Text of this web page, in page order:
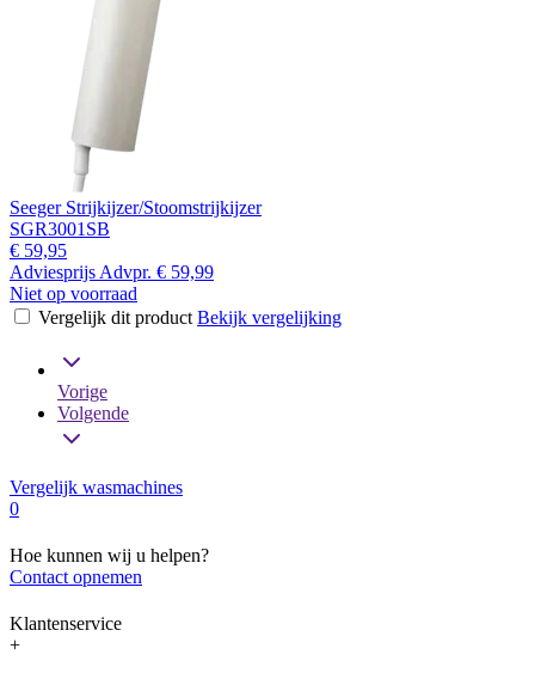
Seeger Strijkijzer/Stoomstrijkijzer
SGR3001SB
€ 59,95
Adviesprijs Advpr. € 59,99
Niet op voorraad
Vergelijk dit product Bekijk vergelijking
Vorige
Volgende
Vergelijk wasmachines
0
Hoe kunnen wij u helpen?
Contact opnemen
Klantenservice
+